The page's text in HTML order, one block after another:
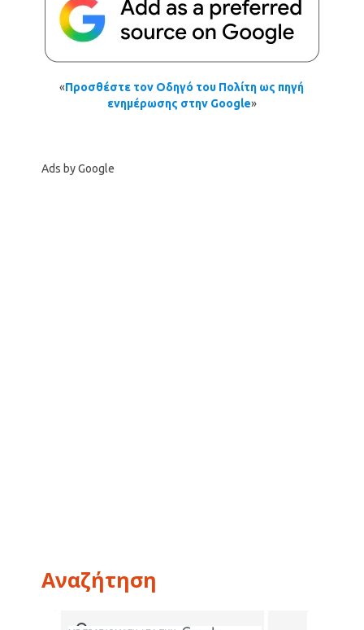
«Προσθέστε τον Οδηγό του Πολίτη ως πηγή
ενημέρωσης στην Google»
Ads by Google
Αναζήτηση